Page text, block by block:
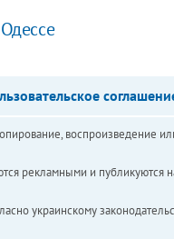
воспроизведение
рекламными и публикуются
украинскому